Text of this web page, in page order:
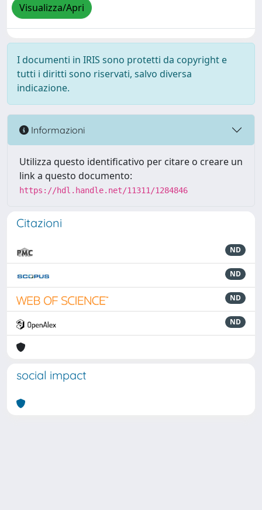
Visualizza/Apri
I documenti in IRIS sono protetti da copyright e
tutti i diritti sono riservati, salvo diversa
indicazione.
Informazioni
Utilizza questo identificativo per citare o creare un
link a questo documento:
https://hdl.handle.net/11311/1284846
Citazioni
ND
ND
ND
ND
social impact